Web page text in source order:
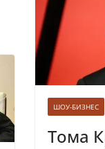
ШОУ-БИЗНЕС
Тома